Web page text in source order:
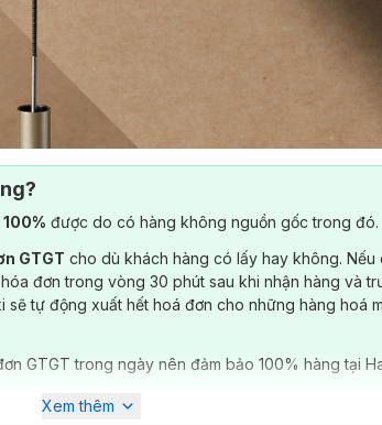
được do có hàng không nguồn gốc trong đó.
GTGT cho dù khách hàng có lấy hay không. Nếu
đơn trong vòng 30 phút sau khi nhận hàng và
sẽ tự động xuất hết hoá đơn cho những hàng hoá
GTGT trong ngày nên đảm bảo 100% hàng tại
Xem thêm